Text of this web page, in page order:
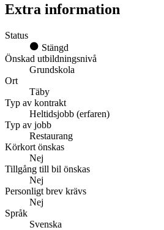
Extra information
Status
Stängd
Önskad utbildningsnivå
Grundskola
Ort
Täby
Typ av kontrakt
Heltidsjobb (erfaren)
Typ av jobb
Restaurang
Körkort önskas
Nej
Tillgång till bil önskas
Nej
Personligt brev krävs
Nej
Språk
Svenska